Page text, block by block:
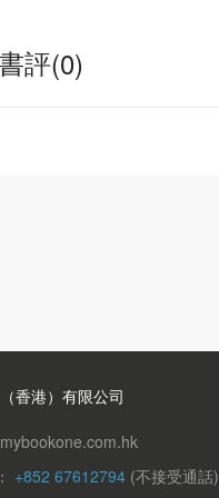
評(0)
香港）有限公司
+852 67612794 (不接受通話)